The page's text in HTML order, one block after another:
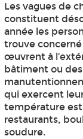
Les vagues de
constituent
année les
trouve
œuvrent à
bâtiment ou
qui exercent
température est
restaurants,
soudure.